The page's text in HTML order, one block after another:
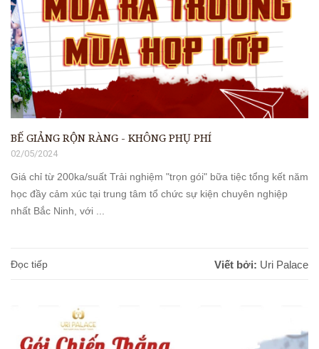
BẾ GIẢNG RỘN RÀNG - KHÔNG PHỤ PHÍ ️
02/05/2024
Giá chỉ từ 200ka/suất Trải nghiệm "trọn gói" bữa tiệc tổng kết năm
học đầy cảm xúc tại trung tâm tổ chức sự kiện chuyên nghiệp
nhất Bắc Ninh, với ...
Đọc tiếp Viết bởi: Uri Palace